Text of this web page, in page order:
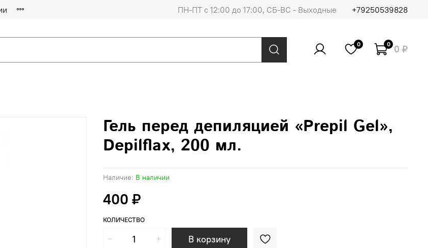
ПН-ПТ с 12:00 до 17:00, СБ-ВС - Выходные +79250539828
0 0 0 ₽
Наличие: В наличии
Гель перед депиляцией «Prepil Gel»,
Depilflax, 200 мл.
400 ₽
КОЛИЧЕСТВО
В корзину